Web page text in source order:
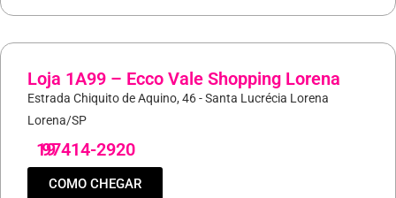
Loja 1A99 – Ecco Vale Shopping Lorena
Estrada Chiquito de Aquino, 46 - Santa Lucrécia Lorena
Lorena/SP
19
97414-2920
COMO CHEGAR